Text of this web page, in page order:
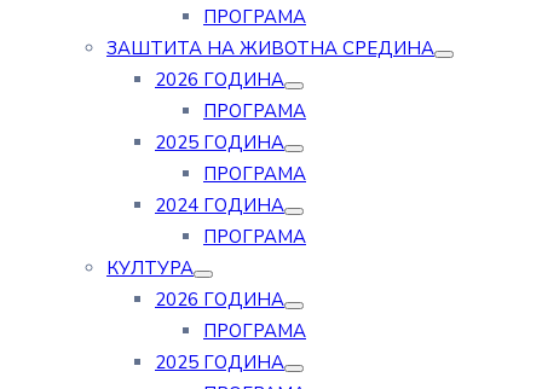
ПРОГРАМА
ЗАШТИТА НА ЖИВОТНА СРЕДИНА
2026 ГОДИНА
ПРОГРАМА
2025 ГОДИНА
ПРОГРАМА
2024 ГОДИНА
ПРОГРАМА
КУЛТУРА
2026 ГОДИНА
ПРОГРАМА
2025 ГОДИНА